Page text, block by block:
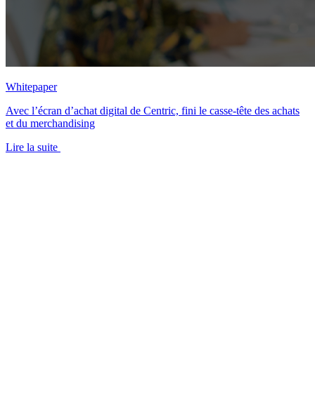
Whitepaper
Avec l’écran d’achat digital de Centric, fini le casse-tête des achats
et du merchandising
Lire la suite